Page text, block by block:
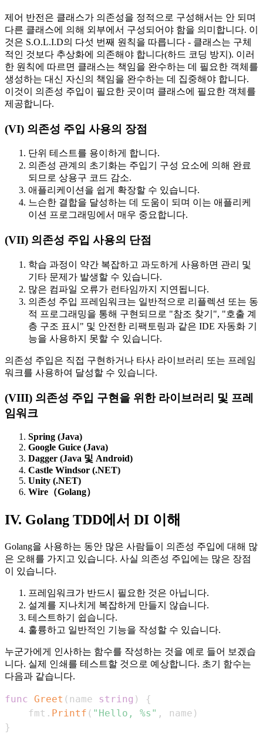
제어 반전은 클래스가 의존성을 정적으로 구성해서는 안 되며
다른 클래스에 의해 외부에서 구성되어야 함을 의미합니다. 이
것은 S.O.L.I.D의 다섯 번째 원칙을 따릅니다 - 클래스는 구체
적인 것보다 추상화에 의존해야 합니다(하드 코딩 방지). 이러
한 원칙에 따르면 클래스는 책임을 완수하는 데 필요한 객체를
생성하는 대신 자신의 책임을 완수하는 데 집중해야 합니다.
이것이 의존성 주입이 필요한 곳이며 클래스에 필요한 객체를
제공합니다.
(VI) 의존성 주입 사용의 장점
단위 테스트를 용이하게 합니다.
의존성 관계의 초기화는 주입기 구성 요소에 의해 완료
되므로 상용구 코드 감소.
애플리케이션을 쉽게 확장할 수 있습니다.
느슨한 결합을 달성하는 데 도움이 되며 이는 애플리케
이션 프로그래밍에서 매우 중요합니다.
(VII) 의존성 주입 사용의 단점
학습 과정이 약간 복잡하고 과도하게 사용하면 관리 및
기타 문제가 발생할 수 있습니다.
많은 컴파일 오류가 런타임까지 지연됩니다.
의존성 주입 프레임워크는 일반적으로 리플렉션 또는 동
적 프로그래밍을 통해 구현되므로 "참조 찾기", "호출 계
층 구조 표시" 및 안전한 리팩토링과 같은 IDE 자동화 기
능을 사용하지 못할 수 있습니다.
의존성 주입은 직접 구현하거나 타사 라이브러리 또는 프레임
워크를 사용하여 달성할 수 있습니다.
(VIII) 의존성 주입 구현을 위한 라이브러리 및 프레
임워크
Spring (Java)
Google Guice (Java)
Dagger (Java 및 Android)
Castle Windsor (.NET)
Unity (.NET)
Wire（Golang）
IV. Golang TDD에서 DI 이해
Golang을 사용하는 동안 많은 사람들이 의존성 주입에 대해 많
은 오해를 가지고 있습니다. 사실 의존성 주입에는 많은 장점
이 있습니다.
프레임워크가 반드시 필요한 것은 아닙니다.
설계를 지나치게 복잡하게 만들지 않습니다.
테스트하기 쉽습니다.
훌륭하고 일반적인 기능을 작성할 수 있습니다.
누군가에게 인사하는 함수를 작성하는 것을 예로 들어 보겠습
니다. 실제 인쇄를 테스트할 것으로 예상합니다. 초기 함수는
다음과 같습니다.
func Greet ( name string )
{
    fmt
. Printf ( "Hello, %s" , name )
}